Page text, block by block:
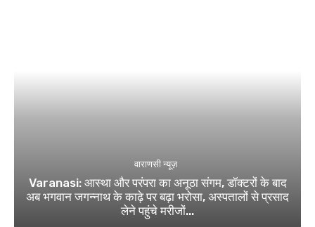
वाराणसी न्यूज़
Varanasi: आस्था और परंपरा का अनूठा संगम, डॉक्टरों के बाद
अब भगवान जगन्नाथ के काढ़े पर बढ़ा भरोसा, अस्पतालों से प्रसाद
लेने पहुंचे मरीजों...